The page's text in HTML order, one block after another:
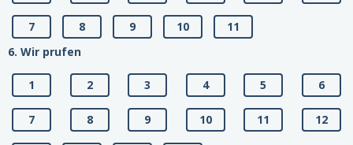
7 8 9 10
11
6. Wir prufen
1 2 3 4 5 6
7 8 9 10 11 12